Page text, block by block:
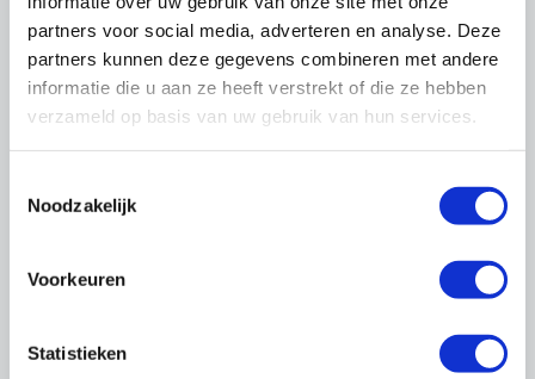
partners voor social media, adverteren en analyse. Deze
partners kunnen deze gegevens combineren met andere
informatie die u aan ze heeft verstrekt of die ze hebben
verzameld op basis van uw gebruik van hun services.
Noodzakelijk
Voorkeuren
Statistieken
Cao's